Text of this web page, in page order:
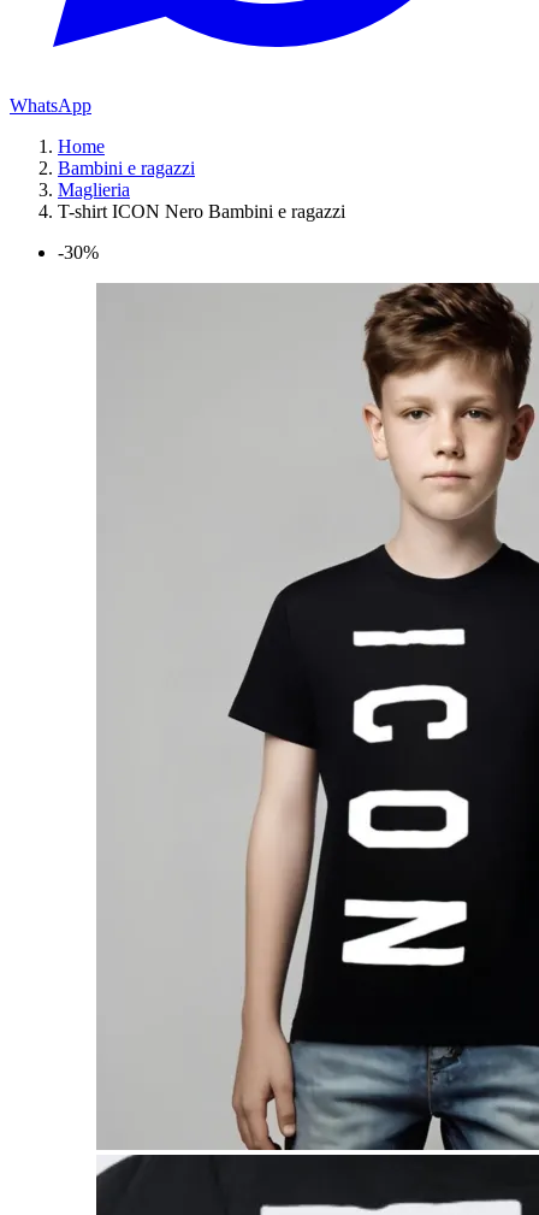
WhatsApp
Home
Bambini e ragazzi
Maglieria
T-shirt ICON Nero Bambini e ragazzi
-30%